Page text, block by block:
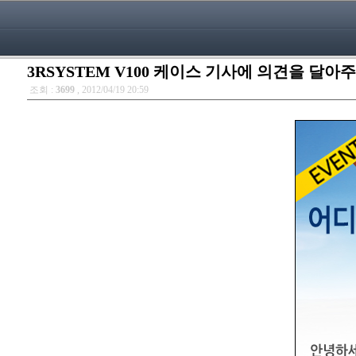
3RSYSTEM V100 케이스 기사에 의견을 달아
조회 : 3699 , 2012/04/19 20:59